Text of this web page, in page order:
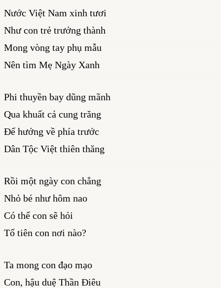
Nước Việt Nam xinh tươi
Như con trẻ trưởng thành
Mong vòng tay phụ mẫu
Nên tìm Mẹ Ngày Xanh
Phi thuyền bay dũng mãnh
Qua khuất cả cung trăng
Để hướng về phía trước
Dân Tộc Việt thiên thăng
Rồi một ngày con chẳng
Nhỏ bé như hôm nao
Có thể con sẽ hỏi
Tổ tiên con nơi nào?
Ta mong con đạo mạo
Con, hậu duệ Thần Điêu